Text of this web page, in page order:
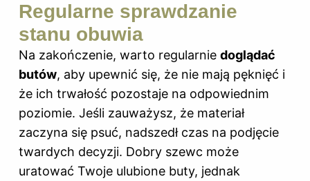
Regularne sprawdzanie
stanu obuwia
Na zakończenie, warto regularnie doglądać
butów, aby upewnić się, że nie mają pęknięć i
że ich trwałość pozostaje na odpowiednim
poziomie. Jeśli zauważysz, że materiał
zaczyna się psuć, nadszedł czas na podjęcie
twardych decyzji. Dobry szewc może
uratować Twoje ulubione buty, jednak